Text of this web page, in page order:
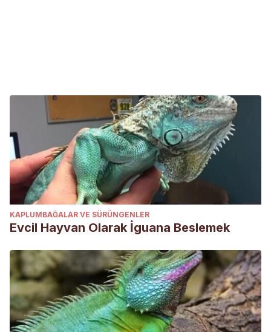
KAPLUMBAĞALAR VE SÜRÜNGENLER
Evcil Hayvan Olarak İguana Beslemek